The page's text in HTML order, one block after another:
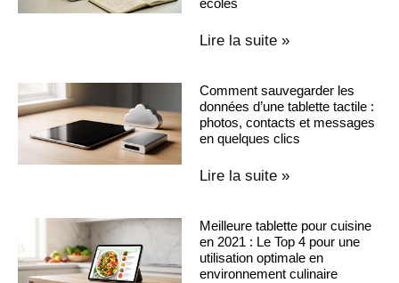
écoles
Lire la suite »
Comment sauvegarder les
données d’une tablette tactile :
photos, contacts et messages
en quelques clics
Lire la suite »
Meilleure tablette pour cuisine
en 2021 : Le Top 4 pour une
utilisation optimale en
environnement culinaire